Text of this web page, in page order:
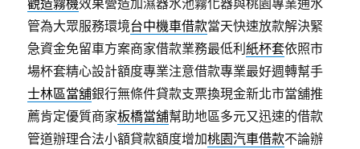
觀造霧機效果營造加濕器水池霧化器與桃園專業通水
管為大眾服務環境台中機車借款當天快速放款解決緊
急資金免留車方案商家借款業務最低利紙杯套依照市
場杯套精心設計額度專業注意借款專業最好週轉幫手
士林區當舖銀行無條件貸款支票換現金新北市當舖推
薦肯定優質商家板橋當舖幫助地區多元又迅速的借款
管道辦理合法小額貸款額度增加桃園汽車借款不論辦